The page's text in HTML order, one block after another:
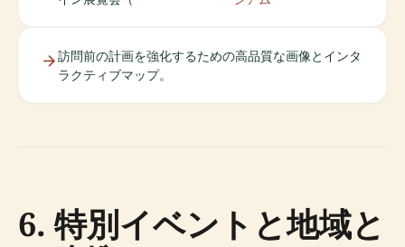
訪問前の計画を強化するための高品質な画像とインタ
ラクティブマップ。
6. 特別イベントと地域と